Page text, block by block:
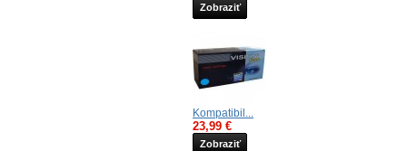
Zobraziť
Kompatibil...
23,99 €
Zobraziť